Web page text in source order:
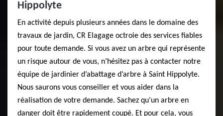
Hippolyte
En activité depuis plusieurs années dans le domaine des
travaux de jardin, CR Elagage octroie des services fiables
pour toute demande. Si vous avez un arbre qui représente
un risque autour de vous, n’hésitez pas à contacter notre
équipe de jardinier d’abattage d’arbre à Saint Hippolyte.
Nous saurons vous conseiller et vous aider dans la
réalisation de votre demande. Sachez qu’un arbre en
danger doit être rapidement coupé. Et pour cela, vous